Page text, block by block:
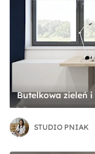
STUDIO PNIAK